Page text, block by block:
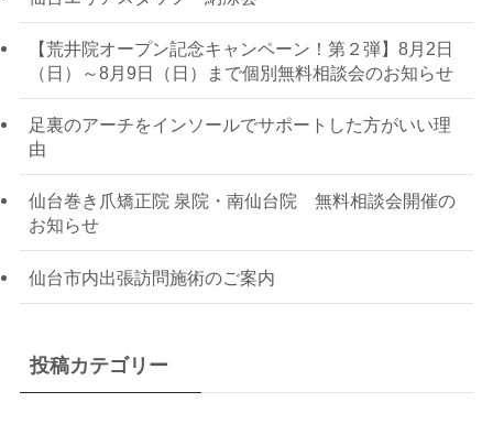
【荒井院オープン記念キャンペーン！第２弾】8月2日
（日）～8月9日（日）まで個別無料相談会のお知らせ
足裏のアーチをインソールでサポートした方がいい理
由
仙台巻き爪矯正院 泉院・南仙台院 無料相談会開催の
お知らせ
仙台市内出張訪問施術のご案内
投稿カテゴリー